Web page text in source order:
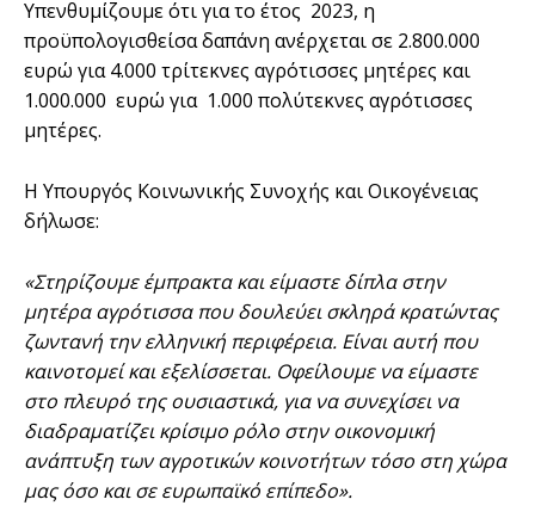
Υπενθυμίζουμε ότι για το έτος 2023, η
προϋπολογισθείσα δαπάνη ανέρχεται σε 2.800.000
ευρώ για 4.000 τρίτεκνες αγρότισσες μητέρες και
1.000.000 ευρώ για 1.000 πολύτεκνες αγρότισσες
μητέρες.
Η Υπουργός Κοινωνικής Συνοχής και Οικογένειας
δήλωσε:
«Στηρίζουμε έμπρακτα και είμαστε δίπλα στην
μητέρα αγρότισσα που δουλεύει σκληρά κρατώντας
ζωντανή την ελληνική περιφέρεια. Είναι αυτή που
καινοτομεί και εξελίσσεται. Οφείλουμε να είμαστε
στο πλευρό της ουσιαστικά, για να συνεχίσει να
διαδραματίζει κρίσιμο ρόλο στην οικονομική
ανάπτυξη των αγροτικών κοινοτήτων τόσο στη χώρα
μας όσο και σε ευρωπαϊκό επίπεδο».